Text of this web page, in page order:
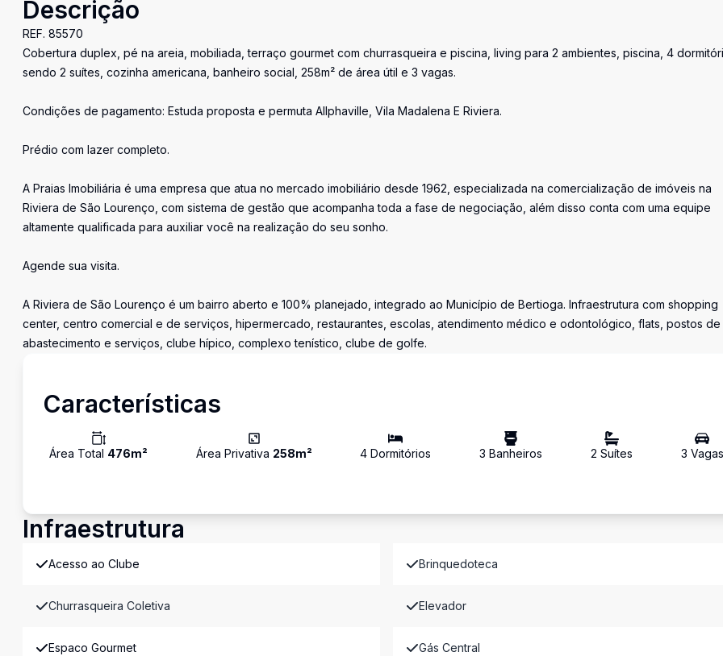
Descrição
REF. 85570
Cobertura duplex, pé na areia, mobiliada, terraço gourmet com churrasqueira e piscina, living para 2 ambientes, piscina, 4
sendo 2 suítes, cozinha americana, banheiro social, 258m² de área útil e 3 vagas.
Condições de pagamento: Estuda proposta e permuta Allphaville, Vila Madalena E Riviera.
Prédio com lazer completo.
A Praias Imobiliária é uma empresa que atua no mercado imobiliário desde 1962, especializada na comercialização de imóveis na
Riviera de São Lourenço, com sistema de gestão que acompanha toda a fase de negociação, além disso conta com uma equipe
altamente qualificada para auxiliar você na realização do seu sonho.
Agende sua visita.
A Riviera de São Lourenço é um bairro aberto e 100% planejado, integrado ao Município de Bertioga. Infraestrutura com shopping
center, centro comercial e de serviços, hipermercado, restaurantes, escolas, atendimento médico e odontológico, flats, postos de
abastecimento e serviços, clube hípico, complexo tenístico, clube de golfe.
Características
Área Total 476m² Área Privativa 258m² 4 Dormitórios 3 Banheiros 2 Suítes 3 Vagas
Infraestrutura
Acesso ao Clube Brinquedoteca
Churrasqueira Coletiva Elevador
Espaco Gourmet Gás Central